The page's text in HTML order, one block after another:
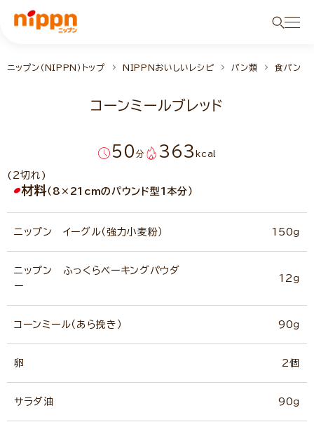
ニップン（NIPPN）トップ NIPPNおいしいレシピ パン類 食パン
コーンミールブレッド
50 分 363kcal
(2切れ)
材料（8×21cmのパウンド型1本分）
ニップン イーグル（強力小麦粉） 150ｇ
ニップン ふっくらベーキングパウダ
ー
12ｇ
コーンミール（あら挽き） 90ｇ
卵 2個
サラダ油 90ｇ